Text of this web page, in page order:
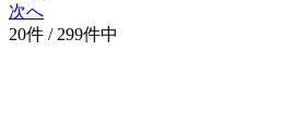
次へ
20件 / 299件中